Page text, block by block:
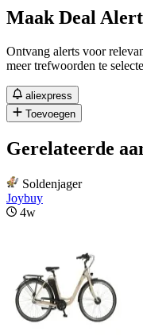
Maak Deal
Ontvang alerts voor
meer trefwoorden te
aliexpress
Toevoegen
Gerelateerde
Soldenjager
Joybuy
4w